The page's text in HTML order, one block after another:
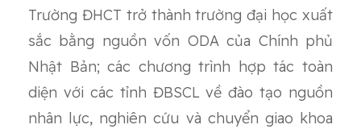
Trường ĐHCT trở thành trường đại học xuất
sắc bằng nguồn vốn ODA của Chính phủ
Nhật Bản; các chương trình hợp tác toàn
diện với các tỉnh ĐBSCL về đào tạo nguồn
nhân lực, nghiên cứu và chuyển giao khoa